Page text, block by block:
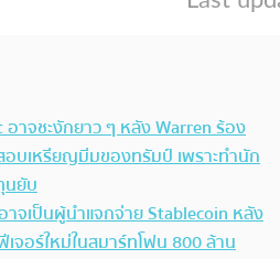
าจชะงักยาว ๆ หลัง Warren ร้อง
อบเหรียญมีมของทรัมป์ เพราะทำนัก
นยับ
าจเป็นผู้นำแจกจ่าย Stablecoin หลัง
เจอร์ใหม่ในสมาร์ทโฟน 800 ล้าน